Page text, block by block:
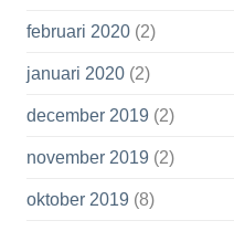
februari 2020 (2)
januari 2020 (2)
december 2019 (2)
november 2019 (2)
oktober 2019 (8)